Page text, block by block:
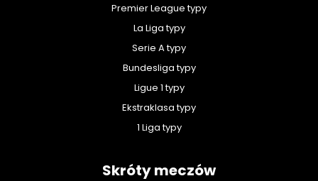
Premier League typy
La Liga typy
Serie A typy
Bundesliga typy
Ligue 1 typy
Ekstraklasa typy
1 Liga typy
Skróty meczów